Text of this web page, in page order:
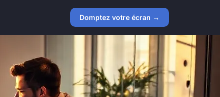
Domptez votre écran →